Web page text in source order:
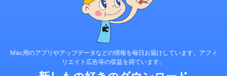
Mac用のアプリやアップデータなどの情報を毎日お届けしています。アフィ
リエイト広告等の収益を得ています。